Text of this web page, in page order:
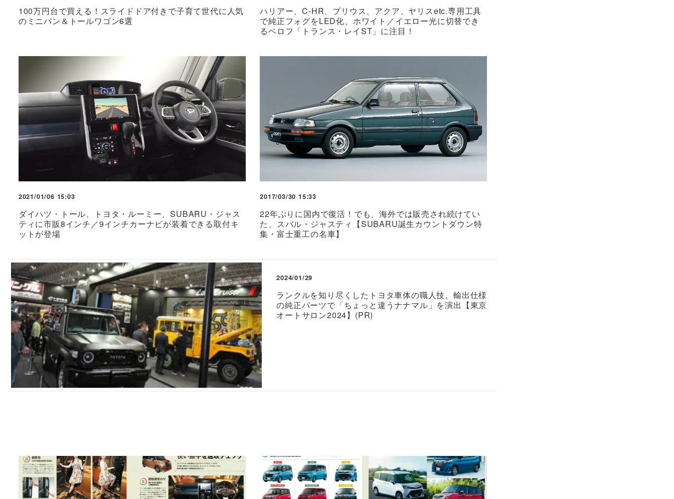
100万円台で買える！スライドドア付きで子育て世代に人気
のミニバン＆トールワゴン6選
ハリアー、C-HR、プリウス、アクア、ヤリスetc.専用工具
で純正フォグをLED化、ホワイト／イエロー光に切替でき
るベロフ「トランス・レイST」に注目！
2021/01/06 15:03
ダイハツ・トール、トヨタ・ルーミー、SUBARU・ジャス
ティに市販8インチ／9インチカーナビが装着できる取付キ
ットが登場
2017/03/30 15:33
22年ぶりに国内で復活！でも、海外では販売され続けてい
た、スバル・ジャスティ【SUBARU誕生カウントダウン特
集・富士重工の名車】
2024/01/29
ランクルを知り尽くしたトヨタ車体の職人技。輸出仕様
の純正パーツで「ちょっと違うナナマル」を演出【東京
オートサロン2024】(PR)